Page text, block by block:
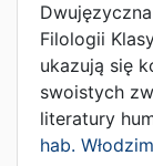
Filologii
ukazują się
swoistych
literatury
hab.